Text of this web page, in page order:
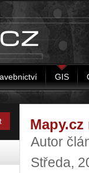
GIS
Autor
Středa,